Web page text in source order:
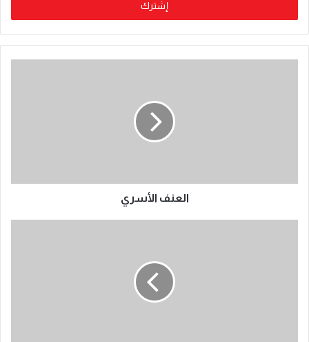
العنف الأسري